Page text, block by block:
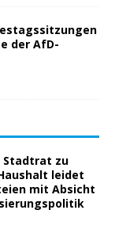
der AfD-
Stadtrat zu
leidet
mit Absicht